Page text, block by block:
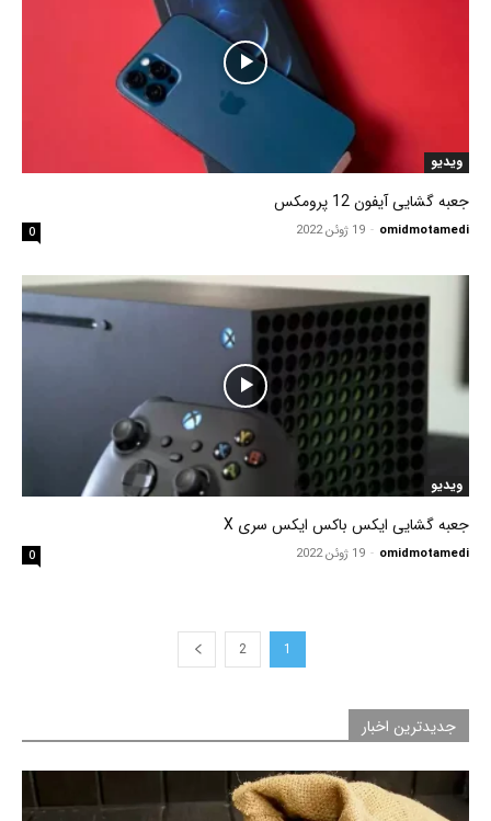
ویدیو
جعبه گشایی آیفون 12 پرومکس
omidmotamedi
- 19 ژوئن 2022 0
ویدیو
جعبه گشایی ایکس باکس ایکس سری X
omidmotamedi
- 19 ژوئن 2022 0
1
2
جدیدترین اخبار